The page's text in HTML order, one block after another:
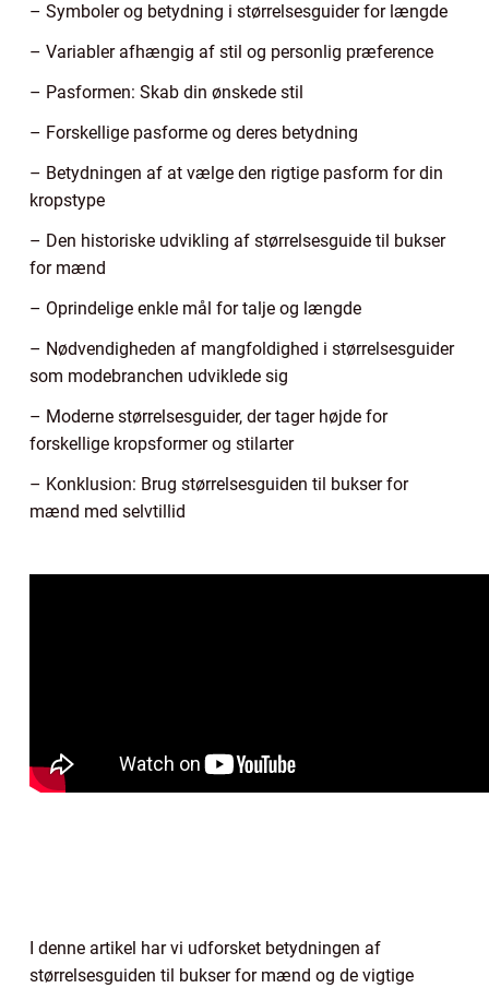
– Symboler og betydning i størrelsesguider for længde
– Variabler afhængig af stil og personlig præference
– Pasformen: Skab din ønskede stil
– Forskellige pasforme og deres betydning
– Betydningen af at vælge den rigtige pasform for din
kropstype
– Den historiske udvikling af størrelsesguide til bukser
for mænd
– Oprindelige enkle mål for talje og længde
– Nødvendigheden af mangfoldighed i størrelsesguider
som modebranchen udviklede sig
– Moderne størrelsesguider, der tager højde for
forskellige kropsformer og stilarter
– Konklusion: Brug størrelsesguiden til bukser for
mænd med selvtillid
I denne artikel har vi udforsket betydningen af
størrelsesguiden til bukser for mænd og de vigtige